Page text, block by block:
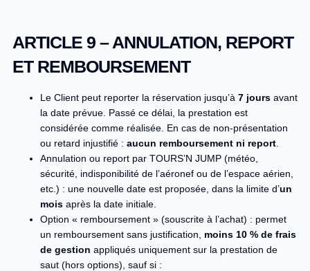
ARTICLE 9 – ANNULATION, REPORT
ET REMBOURSEMENT
Le Client peut reporter la réservation jusqu’à 7 joursavant
la date prévue. Passé ce délai, la prestation est
considérée comme réalisée. En cas de non-présentation
ou retard injustifié : aucun remboursement ni report.
Annulation ou report par TOURS’N JUMP (météo,
sécurité, indisponibilité de l’aéronef ou de l’espace aérien,
etc.) : une nouvelle date est proposée, dans la limite d’un
moisaprès la date initiale.
Option « remboursement » (souscrite à l’achat) : permet
un remboursement sans justification, moins 10 % de frais
de gestion appliqués uniquement sur la prestation de
saut (hors options), sauf si :